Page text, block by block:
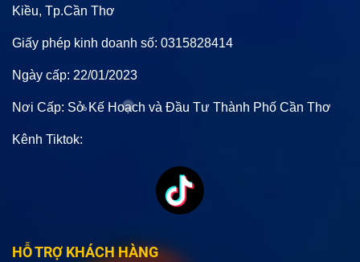
Kiều, Tp.Cần Thơ
Giấy phép kinh doanh số: 0315828414
Ngày cấp: 22/01/2023
Nơi Cấp: Sở Kế Hoạch và Đầu Tư Thành Phố Cần Thơ
Kênh Tiktok:
HỖ TRỢ KHÁCH HÀNG